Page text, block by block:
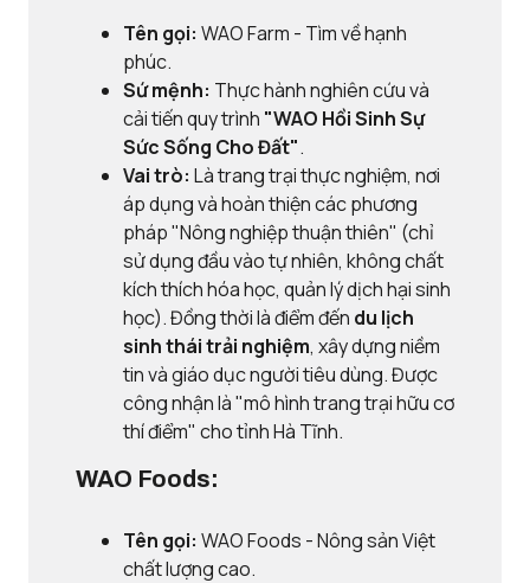
Tên gọi: WAO Farm - Tìm về hạnh
phúc.
Sứ mệnh: Thực hành nghiên cứu và
cải tiến quy trình "WAO Hồi Sinh Sự
Sức Sống Cho Đất".
Vai trò: Là trang trại thực nghiệm, nơi
áp dụng và hoàn thiện các phương
pháp "Nông nghiệp thuận thiên" (chỉ
sử dụng đầu vào tự nhiên, không chất
kích thích hóa học, quản lý dịch hại sinh
học). Đồng thời là điểm đến du lịch
sinh thái trải nghiệm, xây dựng niềm
tin và giáo dục người tiêu dùng. Được
công nhận là "mô hình trang trại hữu cơ
thí điểm" cho tỉnh Hà Tĩnh.
WAO Foods:
Tên gọi: WAO Foods - Nông sản Việt
chất lượng cao.